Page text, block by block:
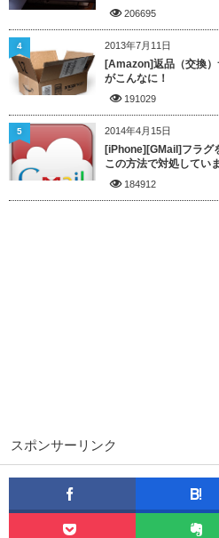
206695
2013年7月11日
[Amazon]返品（交換
がこんなに！
191029
4
2014年4月15日
[iPhone][GMail]フラグ
この方法で対処してい
184912
5
スポンサーリンク